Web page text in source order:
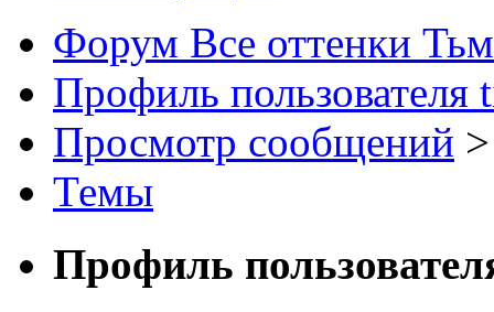
Форум Все оттенки
Профиль
Просмотр сообщений >
Темы
Профиль